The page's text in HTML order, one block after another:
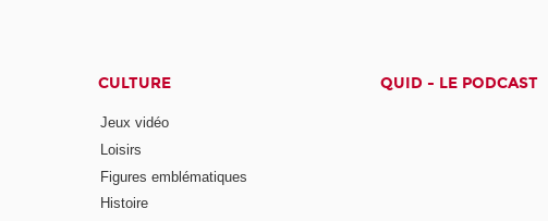
CULTURE
Jeux vidéo
Loisirs
Figures emblématiques
Histoire
QUID - LE PODCAST